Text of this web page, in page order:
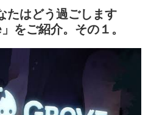
たはどう過ごします
をご紹介。その１。